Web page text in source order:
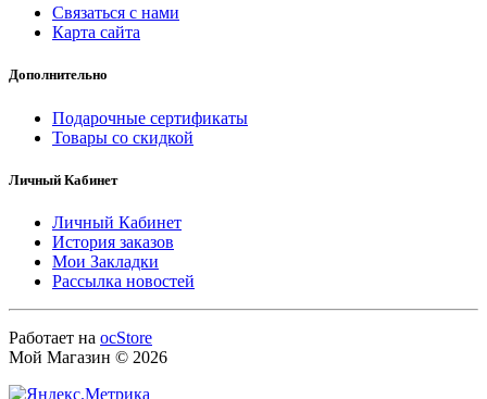
Связаться с нами
Карта сайта
Дополнительно
Подарочные сертификаты
Товары со скидкой
Личный Кабинет
Личный Кабинет
История заказов
Мои Закладки
Рассылка новостей
Работает на ocStore
Мой Магазин © 2026